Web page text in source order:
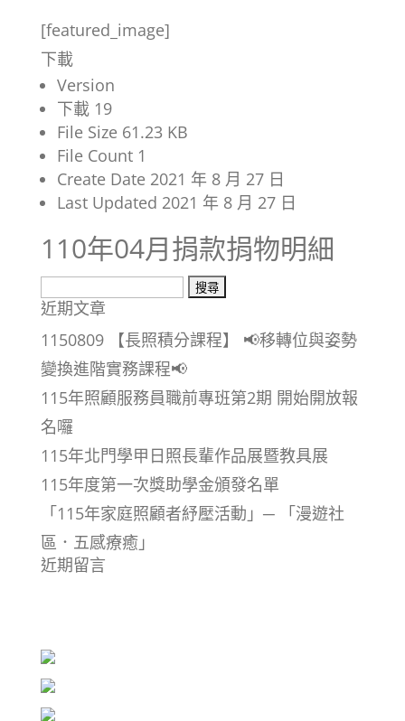
[featured_image]
下載
Version
下載 19
File Size 61.23 KB
File Count 1
Create Date 2021 年 8 月 27 日
Last Updated 2021 年 8 月 27 日
110年04月捐款捐物明細
搜
尋
關
鍵
字:
近期文章
1150809 【長照積分課程】 📢移轉位與姿勢
變換進階實務課程📢
115年照顧服務員職前專班第2期 開始開放報
名囉
115年北門學甲日照長輩作品展暨教具展
115年度第一次獎助學金頒發名單
「115年家庭照顧者紓壓活動」─ 「漫遊社
區．五感療癒」
近期留言